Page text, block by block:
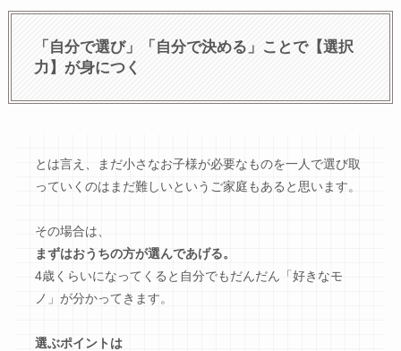
「自分で選び」「自分で決める」ことで【選択
力】が身につく
とは言え、まだ小さなお子様が必要なものを一人で選び取
っていくのはまだ難しいというご家庭もあると思います。
その場合は、
まずはおうちの方が選んであげる。
4歳くらいになってくると自分でもだんだん「好きなモ
ノ」が分かってきます。
選ぶポイントは